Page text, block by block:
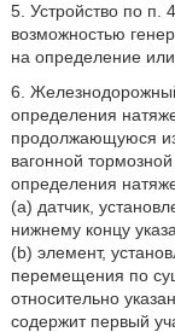
5. Устройство по п.
возможностью
на определение
6.
определения
продолжающуюся из
вагонной
определения
(a) датчик,
нижнему концу
(b) элемент,
перемещения по
относительно
содержит первый